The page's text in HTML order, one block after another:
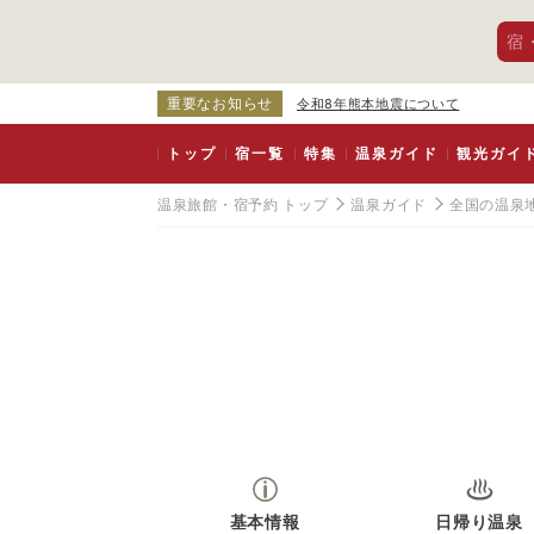
宿
重要なお知らせ 令和8年熊本地震について
トップ 宿一覧 特集 温泉ガイド 観光ガイ
温泉旅館・宿予約 トップ 温泉ガイド 全国の温泉
基本情報 日帰り温泉